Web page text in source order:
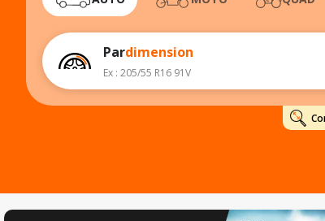
Pardimension
Ex : 205/55 R16 91V